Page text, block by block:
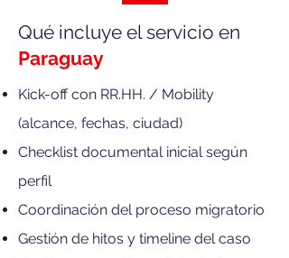
Qué incluye el servicio en
Paraguay
Kick-off con RR.HH. / Mobility
(alcance, fechas, ciudad)
Checklist documental inicial según
perfil
Coordinación del proceso migratorio
Gestión de hitos y timeline del caso